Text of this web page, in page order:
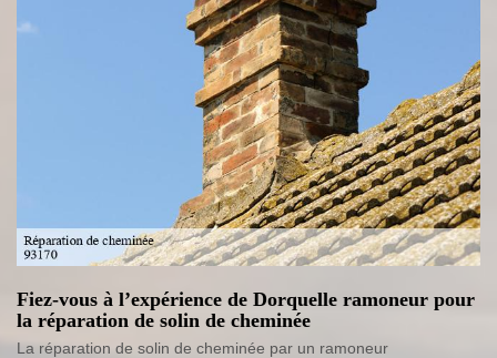
Fiez-vous à l’expérience de Dorquelle ramoneur pour
la réparation de solin de cheminée
La réparation de solin de cheminée par un ramoneur